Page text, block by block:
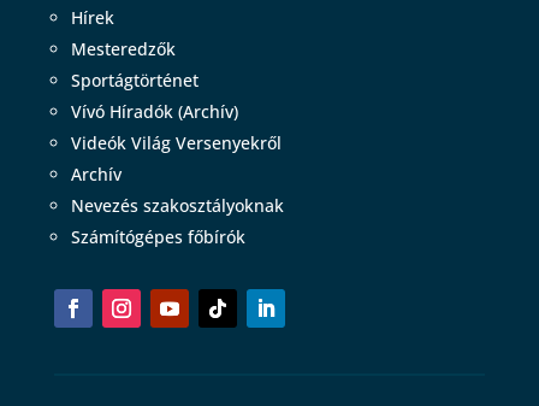
Hírek
Mesteredzők
Sportágtörténet
Vívó Híradók (Archív)
Videók Világ Versenyekről
Archív
Nevezés szakosztályoknak
Számítógépes főbírók